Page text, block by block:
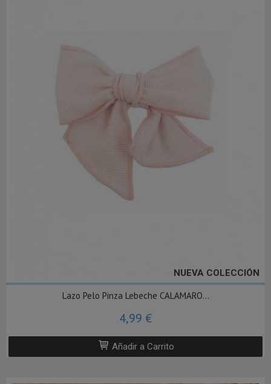
NUEVA COLECCIÓN
Lazo Pelo Pinza Lebeche CALAMARO...
4,99 €
Añadir a Carrito